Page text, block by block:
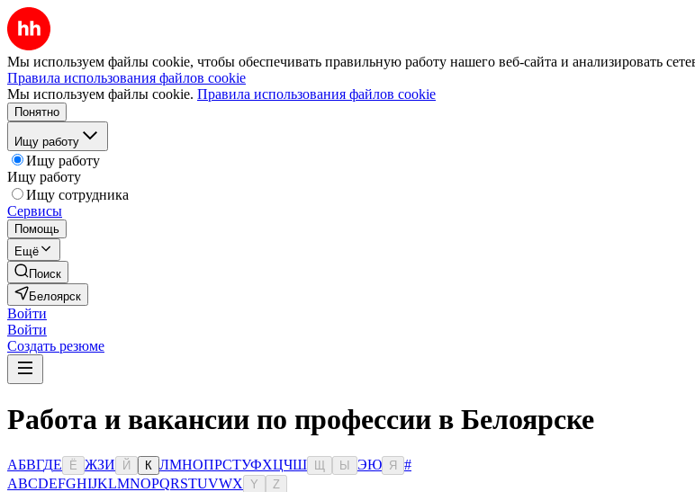
Мы используем файлы cookie, чтобы обеспечивать правильную работу нашего веб-сайта и анализировать
Правила использования файлов cookie
Мы используем файлы cookie. Правила использования файлов cookie
Понятно
Ищу работу
Ищу работу
Ищу работу
Ищу сотрудника
Сервисы
Помощь
Ещё
Поиск
Белоярск
Войти
Войти
Создать резюме
Работа и вакансии по профессии в Белоярске
АБВГДЕ Ё ЖЗИ Й К ЛМНОПРСТУФХЦЧШ Ы ЭЮ Я
#
ABCDEFGHIJKLMNOPQRSTUVWX Y Z